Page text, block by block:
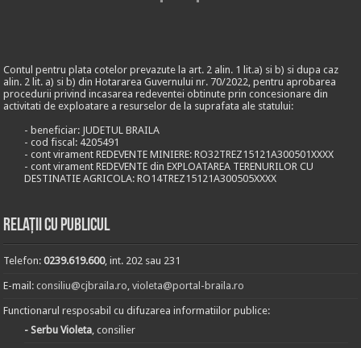
Contul pentru plata cotelor prevazute la art. 2 alin. 1 lit.a) si b) si dupa caz
alin. 2 lit. a) si b) din Hotararea Guvernului nr. 70/2022, pentru aprobarea
procedurii privind incasarea redeventei obtinute prin concesionare din
activitati de exploatare a resurselor de la suprafata ale statului:
- beneficiar: JUDETUL BRAILA
- cod fiscal: 4205491
- cont virament REDEVENTE MINIERE: RO32TREZ15121A300501XXXX
- cont virament REDEVENTE din EXPLOATAREA TERENURILOR CU
DESTINATIE AGRICOLA: RO14TREZ15121A300505XXXX
Relații cu publicul
Telefon:0239.619.600, int. 202 sau 231
E-mail:consiliu@cjbraila.ro,violeta@portal-braila.ro
Functionarul resposabil cu difuzarea informatiilor publice:
- Serbu Violeta, consilier